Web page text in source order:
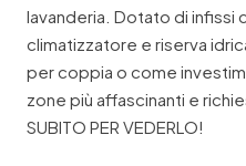
lavanderia. Dotato di infissi
climatizzatore e riserva
per coppia o come
zone più affascinanti e
SUBITO PER VEDERLO!